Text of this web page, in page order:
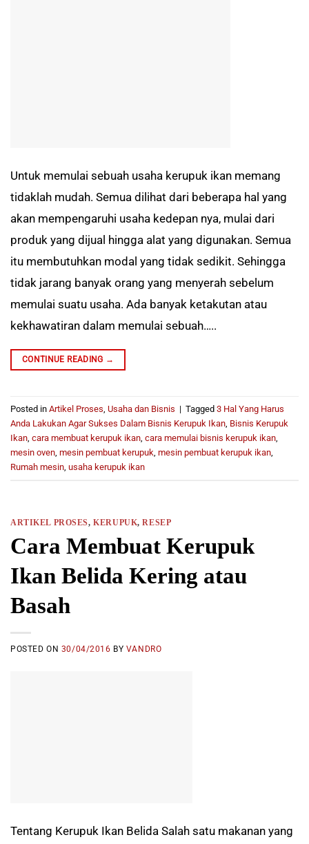
Untuk memulai sebuah usaha kerupuk ikan memang
tidaklah mudah. Semua dilihat dari beberapa hal yang
akan mempengaruhi usaha kedepan nya, mulai dari
produk yang dijual hingga alat yang digunakan. Semua
itu membutuhkan modal yang tidak sedikit. Sehingga
tidak jarang banyak orang yang menyerah sebelum
memulai suatu usaha. Ada banyak ketakutan atau
kekhawatiran dalam memulai sebuah…..
CONTINUE READING →
Posted in Artikel Proses Usaha dan Bisnis | Tagged 3 Hal Yang Harus
Anda Lakukan Agar Sukses Dalam Bisnis Kerupuk Ikan Bisnis Kerupuk
Ikan cara membuat kerupuk ikan cara memulai bisnis kerupuk ikan
mesin oven mesin pembuat kerupuk mesin pembuat kerupuk ikan
Rumah mesin usaha kerupuk ikan
ARTIKEL PROSES, KERUPUK, RESEP
Cara Membuat Kerupuk
Ikan Belida Kering atau
Basah
POSTED ON 30/04/2016 BY VANDRO
Tentang Kerupuk Ikan Belida Salah satu makanan yang